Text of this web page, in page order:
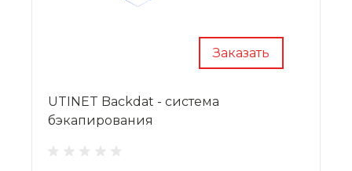
Заказать
UTINET Backdat - система
бэкапирования